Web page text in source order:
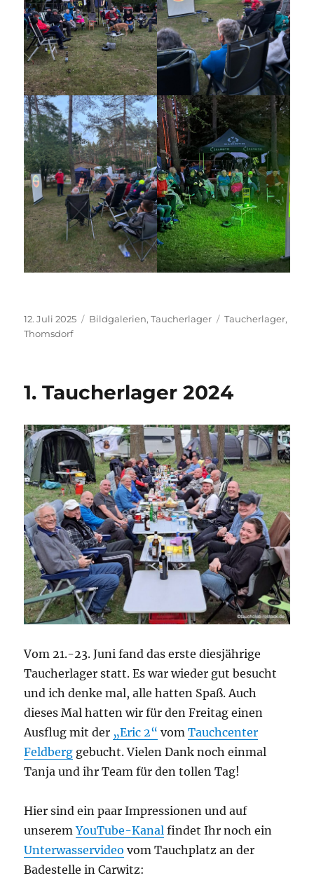
Veröffentlicht
am
12. Juli 2025 Kategorien
Bildgalerien,Taucherlager Schlagwörter
Taucherlager,
Thomsdorf
1. Taucherlager 2024
Vom 21.-23. Juni fand das erste diesjährige
Taucherlager statt. Es war wieder gut besucht
und ich denke mal, alle hatten Spaß. Auch
dieses Mal hatten wir für den Freitag einen
Ausflug mit der „Eric 2“ vomTauchcenter
Feldberg gebucht. Vielen Dank noch einmal
Tanja und ihr Team für den tollen Tag!
Hier sind ein paar Impressionen und auf
unseremYouTube-Kanal findet Ihr noch ein
Unterwasservideo vom Tauchplatz an der
Badestelle in Carwitz: